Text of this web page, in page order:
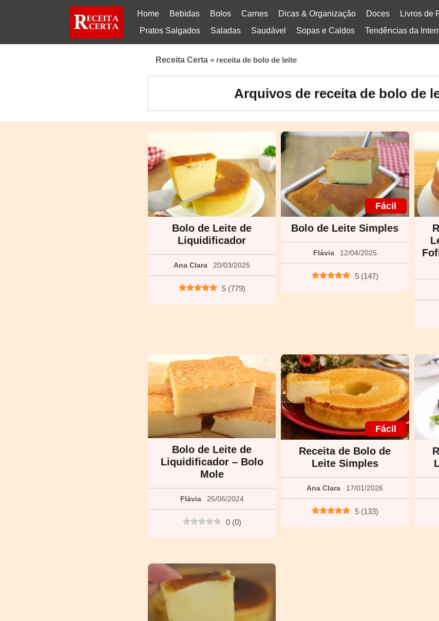
Home Bebidas Bolos Carnes Dicas & Organização Doces Livros de
Pratos Salgados
Saladas Saudável Sopas e Caldos Tendências da
Receita Certa » receita de bolo de leite
Arquivos de receita de bolo de
Bolo de Leite de
Liquidificador
Ana Clara 20/03/2025
5 (779)
Fácil
Bolo de Leite Simples
Flávia 12/04/2025
5 (147)
Bolo de Leite de
Liquidificador – Bolo
Mole
Flávia 25/06/2024
0 (0)
Fácil
Receita de Bolo de
Leite Simples
Ana Clara 17/01/2026
5 (133)